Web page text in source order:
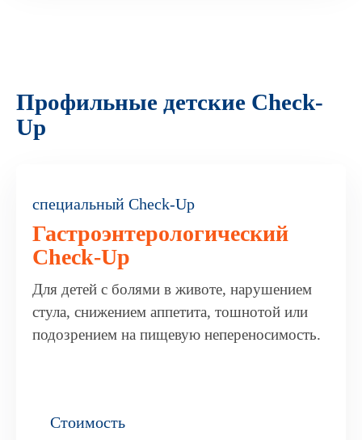
Профильные детские Check-
Up
специальный Check-Up
Гастроэнтерологический
Check-Up
Для детей с болями в животе, нарушением
стула, снижением аппетита, тошнотой или
подозрением на пищевую непереносимость.
Стоимость